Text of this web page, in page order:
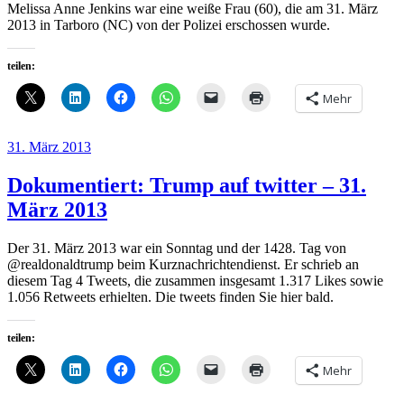
Melissa Anne Jenkins war eine weiße Frau (60), die am 31. März
2013 in Tarboro (NC) von der Polizei erschossen wurde.
teilen:
Mehr
Veröffentlicht
31. März 2013
Dokumentiert: Trump auf twitter – 31.
März 2013
Der 31. März 2013 war ein Sonntag und der 1428. Tag von
@realdonaldtrump beim Kurznachrichtendienst. Er schrieb an
diesem Tag 4 Tweets, die zusammen insgesamt 1.317 Likes sowie
1.056 Retweets erhielten. Die tweets finden Sie hier bald.
teilen:
Mehr